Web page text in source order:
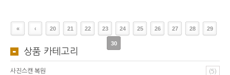
« ‹ 20 21 22 23 24 25 26 27 28 29
30
상품 카테고리
사진스캔 복원 (5)